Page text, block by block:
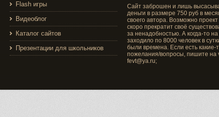
Flash игры
Видеоблог
Каталог сайтов
Презентации для школьников
Сайт заброшен и лишь
деньги в размере 750 руб в
своего автора. Возможно проект
скоро прекратит своё
за ненадобностью. А когда-то на
заходило по 8000 человек в
были времена. Если есть какие-
пожелания/вопросы, пишите на
fevt@ya.ru;